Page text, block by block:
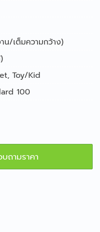
น/เต็มความกว้าง)
, Toy/Kid
100
ถามราคา